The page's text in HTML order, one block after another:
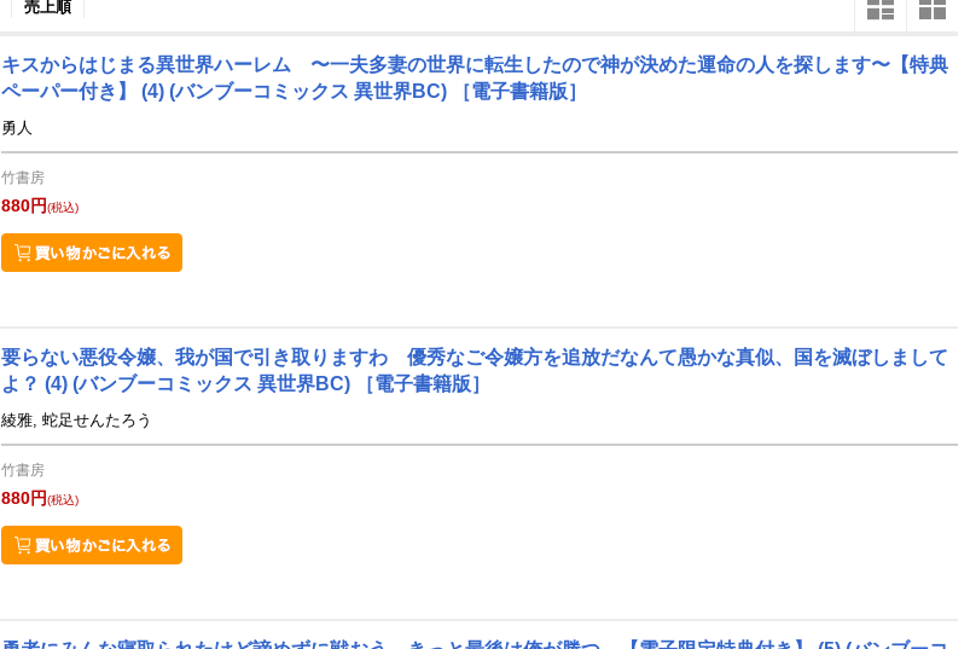
推し楽
2026 年3月 2026年 4月 2026年5月 2026年6月 2026年7 月
売上順
キスからはじまる異世界ハーレム 〜一夫多妻の世界に転生したので神が決めた運命の人を探します〜【特典
ペーパー付き】 (4) (バンブーコミックス 異世界BC) ［電子書籍版］
勇人
竹書房
880円(税込)
要らない悪役令嬢、我が国で引き取りますわ 優秀なご令嬢方を追放だなんて愚かな真似、国を滅ぼしまして
よ？ (4) (バンブーコミックス 異世界BC) ［電子書籍版］
綾雅, 蛇足せんたろう
竹書房
880円(税込)